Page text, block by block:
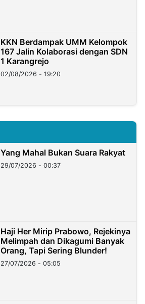
KKN Berdampak UMM Kelompok
167 Jalin Kolaborasi dengan SDN
1 Karangrejo
02/08/2026 - 19:20
Yang Mahal Bukan Suara Rakyat
29/07/2026 - 00:37
Haji Her Mirip Prabowo, Rejekinya
Melimpah dan Dikagumi Banyak
Orang, Tapi Sering Blunder!
27/07/2026 - 05:05